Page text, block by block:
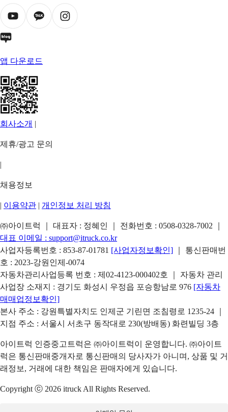
앱 다운로드
회사소개 |
제휴/광고 문의
|
채용정보
| 이용약관 | 개인정보 처리 방침
㈜아이트럭 ｜ 대표자 : 정혜인 ｜ 전화번호 : 0508-0328-7002
대표 이메일 : support@itruck.co.kr
사업자등록번호 : 853-87-01781 [사업자정보확인]
｜ 통신판매번
호 : 2023-강원인제-0074
자동차관리사업등록 번호 : 제02-4123-000402호 ｜ 자동차 관리
사업장 소재지 : 경기도 화성시 우정읍 포승항남로 976 [자동차
매매업정보확인]
본사 주소 : 강원특별자치도 인제군 기린면 조침령로 1235-24 ｜
지점 주소 : 서울시 서초구 동작대로 230(방배동) 화련빌딩 3층
아이트럭 인증중고트럭은 ㈜아이트럭이 운영합니다. ㈜아이트
럭은 통신판매중개자로 통신판매의 당사자가 아니며, 상품 및 거
래정보, 거래에 대한 책임은 판매자에게 있습니다.
Copyright ⓒ 2026 itruck All Rights Reserved.